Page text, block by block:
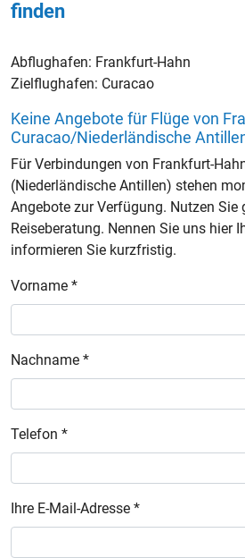
finden
Abflughafen: Frankfurt-Hahn
Zielflughafen: Curacao
Keine Angebote für Flüge von
Curacao/Niederländische
Für Verbindungen von Frankfurt-
(Niederländische Antillen) stehen
Angebote zur Verfügung. Nutzen Sie
Reiseberatung. Nennen Sie uns hier
informieren Sie kurzfristig.
Vorname *
Nachname *
Telefon *
Ihre E-Mail-Adresse *